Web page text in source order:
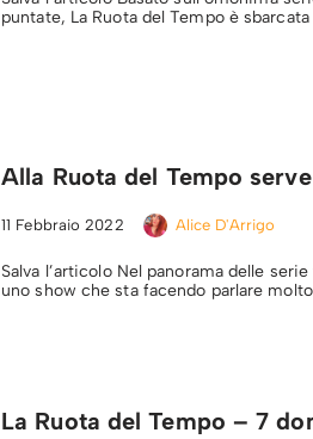
puntate, La Ruota del Tempo è
Alla Ruota del Tempo
11 Febbraio 2022 Alice D'Arrigo
Salva l’articolo Nel panorama delle
uno show che sta facendo parlare
La Ruota del Tempo – 7